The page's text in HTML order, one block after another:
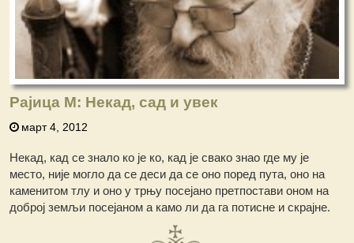
Рајица М: Некад, сад и увек
март 4, 2012
Некад, кад се знало ко је ко, кад је свако знао где му је
место, није могло да се деси да се оно поред пута, оно на
каменитом тлу и оно у трњу посејано претпостави оном на
доброј земљи посејаном а камо ли да га потисне и скрајне.